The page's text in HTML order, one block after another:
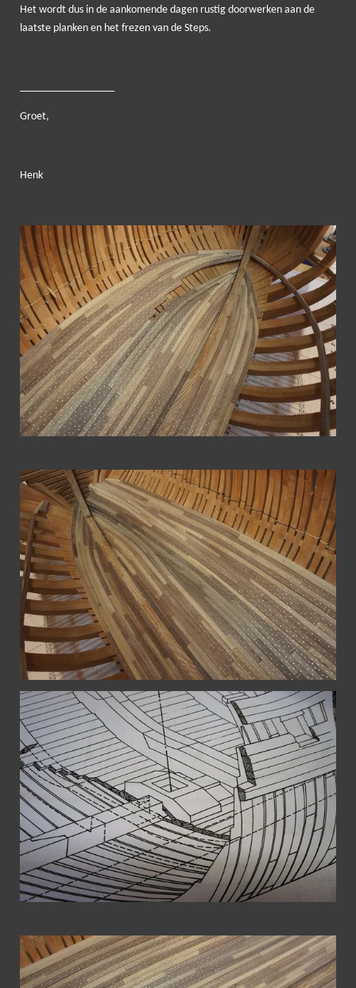
Het wordt dus in de aankomende dagen rustig doorwerken aan de
laatste planken en het frezen van de Steps.
Groet,
Henk